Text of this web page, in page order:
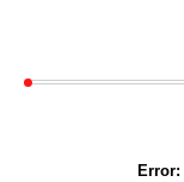
Error: